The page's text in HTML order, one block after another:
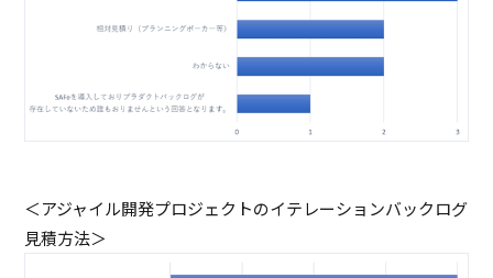
＜アジャイル開発プロジェクトのイテレーションバックログ
見積方法＞